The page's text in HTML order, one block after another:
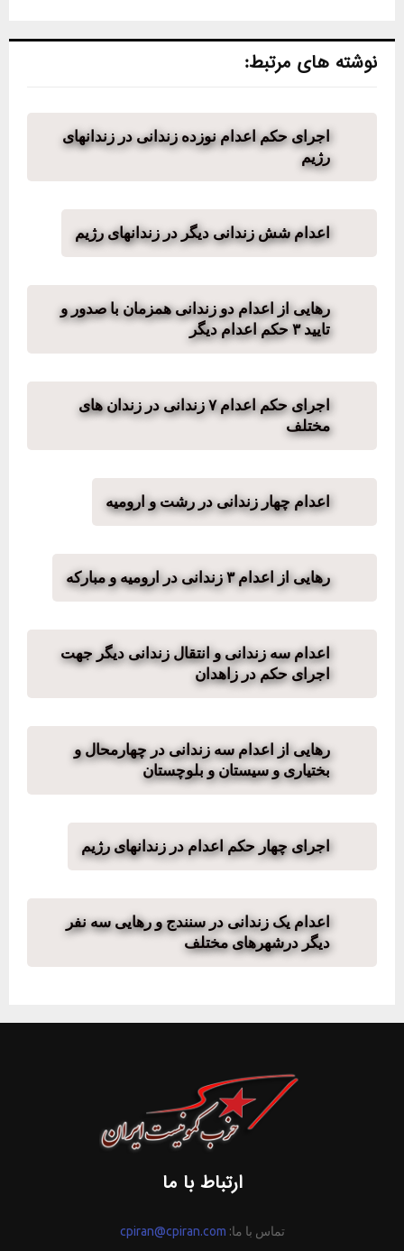
نوشته های مرتبط:
اجرای حکم اعدام نوزده زندانی در زندانهای
رژیم
اعدام شش زندانی دیگر در زندانهای رژیم
رهایی از اعدام دو زندانی همزمان با صدور و
تایید ۳ حکم اعدام دیگر
اجرای حکم اعدام ۷ زندانی در زندان های
مختلف
اعدام چهار زندانی در رشت و ارومیه
رهایی از اعدام ۳ زندانی در ارومیه و مبارکه
اعدام سه زندانی و انتقال زندانی دیگر جهت
اجرای حکم در زاهدان
رهایی از اعدام سه زندانی در چهارمحال و
بختیاری و سیستان و بلوچستان
اجرای چهار حکم اعدام در زندانهای رژیم
اعدام یک زندانی در سنندج و رهایی سه نفر
دیگر درشهرهای مختلف
ارتباط با ما
تماس با ما: cpiran@cpiran.com